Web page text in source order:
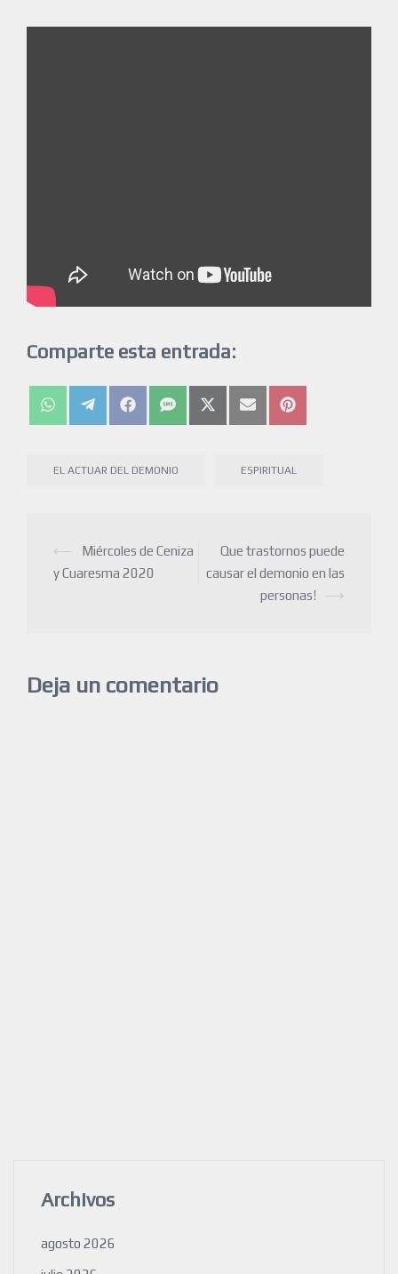
Comparte esta entrada:
EL ACTUAR DEL DEMONIO ESPIRITUAL
⟵
Miércoles de Ceniza
y Cuaresma 2020
Que trastornos puede
causar el demonio en las
personas!
⟶
Deja un comentario
Archivos
agosto 2026